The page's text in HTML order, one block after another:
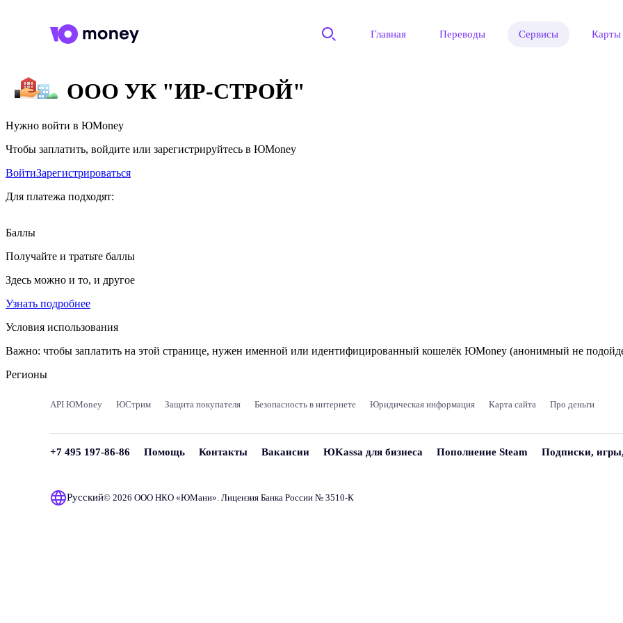
Главная Переводы Сервисы Карты
ООО УК "ИР-СТРОЙ"
Нужно войти в ЮMoney
Чтобы заплатить, войдите или зарегистрируйтесь в ЮMoney
ВойтиЗарегистрироваться
Для платежа подходят:
Баллы
Получайте и тратьте баллы
Здесь можно и то, и другое
Узнать подробнее
Условия использования
Важно: чтобы заплатить на этой странице, нужен именной или идентифицированный кошелёк ЮMoney (анонимный не
Регионы
API ЮMoney ЮСтрим Защита покупателя Безопасность в интернете Юридическая информация Карта сайта Про деньги
+7 495 197-86-86 Помощь Контакты Вакансии ЮKassa для бизнеса Пополнение Steam Подписки,
Русский© 2026 ООО НКО «ЮМани». Лицензия Банка России № 3510‑К